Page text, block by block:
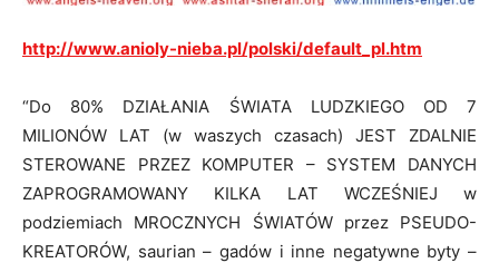
http://www.anioly-nieba.pl/polski/default_pl.htm
“Do 80% DZIAŁANIA ŚWIATA LUDZKIEGO OD 7
MILIONÓW LAT (w waszych czasach) JEST ZDALNIE
STEROWANE PRZEZ KOMPUTER – SYSTEM DANYCH
ZAPROGRAMOWANY KILKA LAT WCZEŚNIEJ w
podziemiach MROCZNYCH ŚWIATÓW przez PSEUDO-
KREATORÓW, saurian – gadów i inne negatywne byty –